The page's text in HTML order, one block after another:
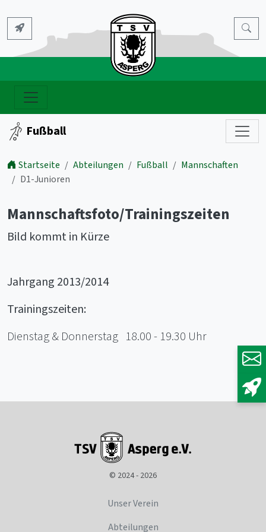
Fußball
Startseite Abteilungen Fußball
Mannschaften
D1-Junioren
Mannschaftsfoto/Trainingszeiten
Bild kommt in Kürze
Jahrgang 2013/2014
Trainingszeiten:
Dienstag & Donnerstag 18.00 - 19.30 Uhr
© 2024 - 2026
Unser Verein
Abteilungen